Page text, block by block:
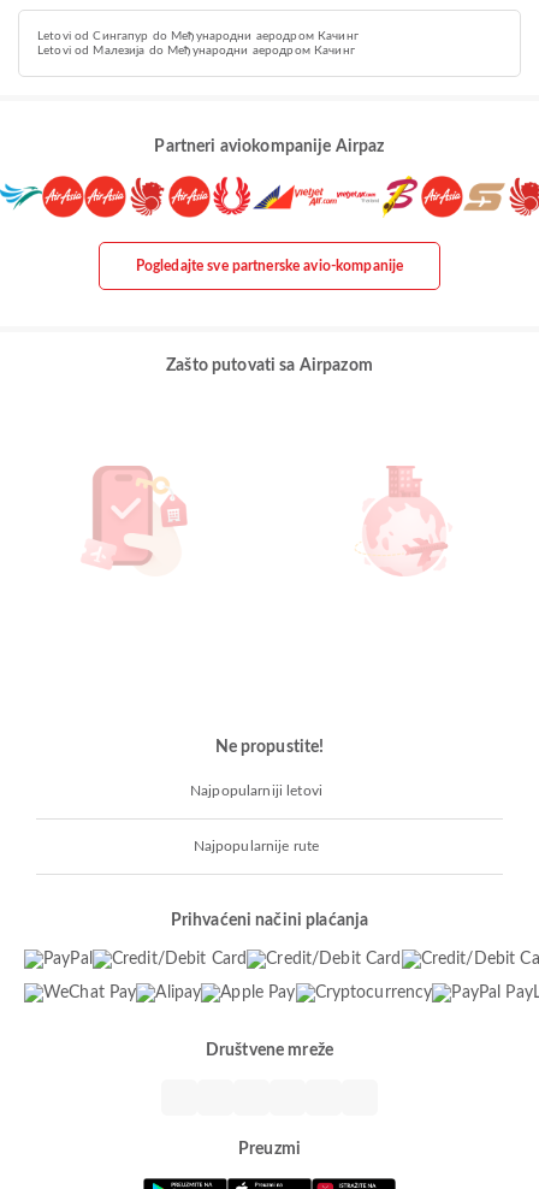
Letovi od Сингапур do Међународни аеродром Качинг
Letovi od Малезија do Међународни аеродром Качинг
Partneri aviokompanije Airpaz
Pogledajte sve partnerske avio-kompanije
Zašto putovati sa Airpazom
Ne propustite!
Najpopularniji letovi
Najpopularnije rute
Prihvaćeni načini plaćanja
Društvene mreže
Preuzmi